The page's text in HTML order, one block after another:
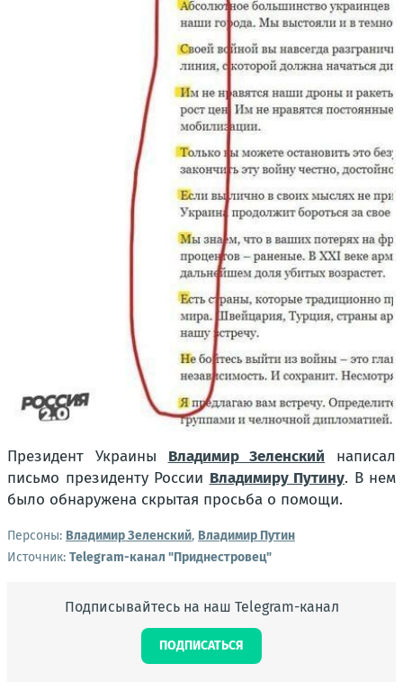
Президент Украины Владимир Зеленский написал
письмо президенту России Владимиру Путину. В нем
было обнаружена скрытая просьба о помощи.
Персоны: Владимир Зеленский, Владимир Путин
Источник: Telegram-канал "Приднестровец"
Подписывайтесь на наш Telegram-канал
ПОДПИСАТЬСЯ